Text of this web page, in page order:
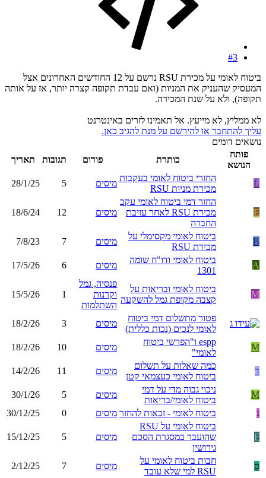
#3
ביטוח לאומי על מכירת RSU נרשם על 12 החודשים האחרונים אצל
המעסיק שהעניק את המניות (ואם עבדת תקופה קצרה יותר, אז על אותה
תקופה), ולא על שנת המכירה.
לא ממליץ, לא מייעץ. אל תאמינו לזרים באינטרנט
עליך להתחבר או להירשם על מנת להגיב כאן.
נושאים דומים
פותח
הנושא
כותרת פורום תגובות תאריך
L
החזרי ביטוח לאומי בעקבות
מכירת מניות RSU
מיסים 5
28/1/25
E
החזר דמי ביטוח לאומי עקב
מכירת RSU לאחר עזיבת
החברה
מיסים 12
18/6/24
B
ביטוח לאומי מקסימלי על
מכירת RSU
מיסים 7
7/8/23
A
ביטוח לאומי ודו"ח שומה
1301
מיסים 6
17/5/26
M
ביטוח לאומי ובריאות על
קצבה מקופת גמל להשקעה
פנסיה, גמל
וקרנות
השתלמות
1
15/5/26
פטור מתשלום דמי ביטוח
לאומי לנכים (נכות כללית)
מיסים 3
18/2/26
M
espp ו"הפרשי ביטוח
לאומי"
מיסים 10
18/2/26
ד
כמה שאלות על תשלום
ביטוח לאומי כעצמאי קטן
מיסים 11
14/2/26
M
ניכוי גבוה מדי על דמי
ביטוח לאומי/בריאות
מיסים 5
30/1/26
נ
ביטוח לאומי - זכאות להחזר מיסים 0
30/12/25
F
ביטוח לאומי על RSU
שהועבר במסגרת הסכם
גירושין
מיסים 5
15/12/25
ס
חבות ביטוח לאומי על
RSU למי שלא עובד
מיסים 7
2/12/25